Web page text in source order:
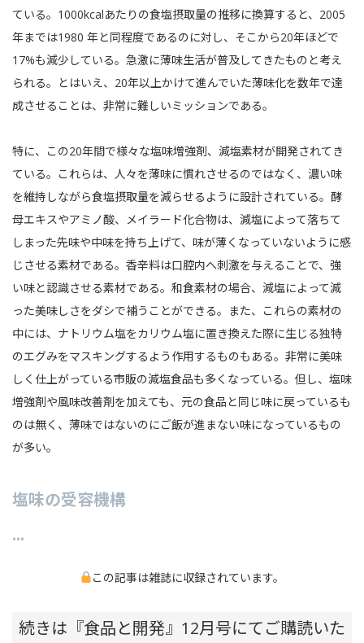
ている。1000kcalあたりの食塩摂取量の推移に換算すると、2005
年までは1980 年と同程度であるのに対し、そこから20年ほどで
17%も減少している。急激に薄味生活が普及してきたものと考え
られる。とはいえ、20年以上かけて進んでいた薄味化を数年で達
成させることは、非常に難しいミッションである。
特に、この20年間で様々な塩味増強剤、減塩素材が開発されてき
ている。これらは、人々を薄味に慣れさせるのではなく、濃い味
を維持しながら食塩摂取量を減らせるように設計されている。酵
母エキスやアミノ酸、メイラード化合物は、減塩によって落ちて
しまった先味や中味を持ち上げて、味が薄くなっていないように感
じさせる素材である。香辛料は口腔内へ刺激を与えることで、強
い味と認識させる素材である。和食素材の場合、減塩によって減
った美味しさをダシで補うことができる。また、これらの素材の
中には、ナトリウム塩をカリウム塩に置き換えた際に生じる独特
のエグみをマスキングするよう作用するものもある。非常に美味
しく仕上がっている市販の減塩食品も多くなっている。但し、塩味
増強剤や風味改善剤を加えても、元の食品と同じ味に戻っているも
のは無く、薄味ではないのにご飯が進まない味になっているもの
が多い。
塩味の受容機構
…
この記事は雑誌に収録されています。
続きは『食品と開発』12月号にてご購読いた